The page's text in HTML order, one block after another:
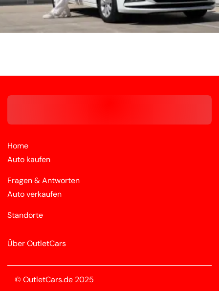
Home
Auto kaufen
Fragen & Antworten
Auto verkaufen
Standorte
Über OutletCars
© OutletCars.de 2025